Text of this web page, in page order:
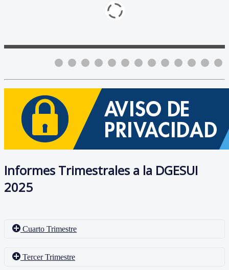
Informes Trimestrales a la DGESUI
2025
Cuarto Trimestre
Cuarto Trimestre
Tercer Trimestre